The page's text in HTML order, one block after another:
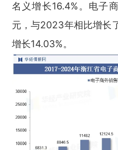
名义增长16.4%。电子
元，与2023年相比增长
增长14.03%。